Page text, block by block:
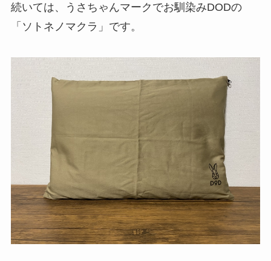
続いては、うさちゃんマークでお馴染みDODの
「ソトネノマクラ」です。